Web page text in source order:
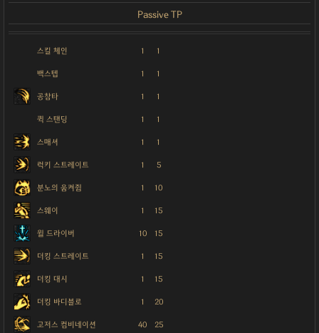
Passive TP
스킬 체인 1 1
백스텝 1 1
공참타 1 1
퀵 스탠딩 1 1
스매셔 1 1
럭키 스트레이트 1 5
분노의 움켜쥠 1 10
스웨이 1 15
윌 드라이버 10 15
더킹 스트레이트 1 15
더킹 대시 1 15
더킹 바디블로 1 20
고저스 컴비네이션 40 25